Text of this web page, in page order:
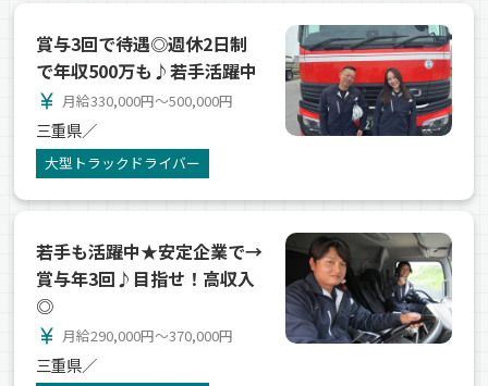
賞与3回で待遇◎週休2日制
で年収500万も♪若手活躍中
currency_yen 月給330,000円～500,000円
三重県／
大型トラックドライバー
若手も活躍中★安定企業で→
賞与年3回♪目指せ！高収入
◎
currency_yen 月給290,000円～370,000円
三重県／